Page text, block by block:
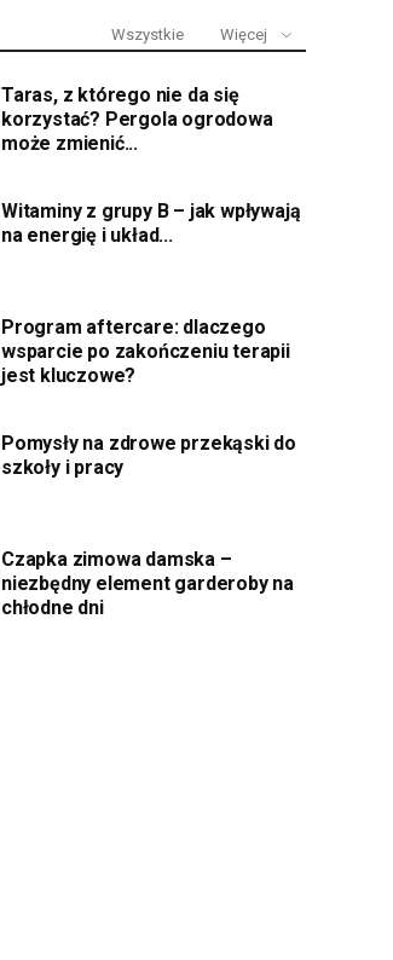
Wszystkie Więcej
Taras, z którego nie da się
korzystać? Pergola ogrodowa
może zmienić...
Witaminy z grupy B – jak wpływają
na energię i układ...
Program aftercare: dlaczego
wsparcie po zakończeniu terapii
jest kluczowe?
Pomysły na zdrowe przekąski do
szkoły i pracy
Czapka zimowa damska –
niezbędny element garderoby na
chłodne dni